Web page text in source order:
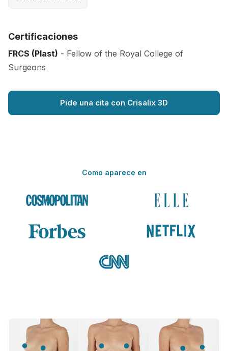
Certificaciones
FRCS (Plast) - Fellow of the Royal College of
Surgeons
Pide una cita con Crisalix 3D
Como aparece en